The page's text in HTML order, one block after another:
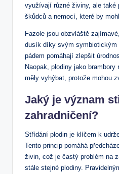
využívají různé živiny, ale
škůdců a nemocí, které by
Fazole jsou obzvláště
dusík díky svým symbiotickým
pádem pomáhají zlepšit
Naopak, plodiny jako
měly vyhýbat, protože mohou
Jaký je význam
zahradničení?
Střídání plodin je klíčem k
Tento princip pomáhá
živin, což je častý problém na
stále stejné plodiny.